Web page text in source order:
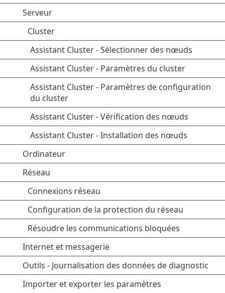
Serveur
Cluster
Assistant Cluster - Sélectionner des nœuds
Assistant Cluster - Paramètres du cluster
Assistant Cluster - Paramètres de configuration
du cluster
Assistant Cluster - Vérification des nœuds
Assistant Cluster - Installation des nœuds
Ordinateur
Réseau
Connexions réseau
Configuration de la protection du réseau
Résoudre les communications bloquées
Internet et messagerie
Outils - Journalisation des données de diagnostic
Importer et exporter les paramètres